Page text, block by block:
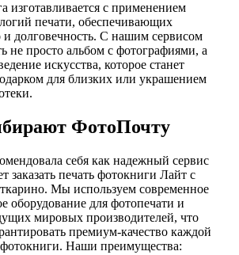
изготавливается с применением
печати, обеспечивающих
и долговечность. С нашим сервисом
не просто альбом с фотографиями, а
искусства, которое станет
для близких или украшением
ФотоПочту
себя как надежный сервис
заказать печать фотокниги Лайт с
Мы используем современное
оборудование для фотопечати и
мировых производителей, что
премиум-качество каждой
Наши преимущества: